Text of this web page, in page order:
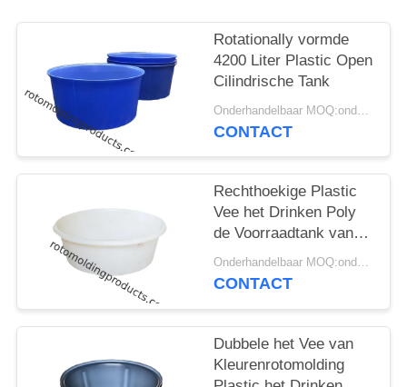
Rotationally vormde
4200 Liter Plastic Open
Cilindrische Tank
Onderhandelbaar MOQ:onderhandelingen
CONTACT
Rechthoekige Plastic
Vee het Drinken Poly
de Voorraadtank van
de Troggen Secundaire
Insluiting
Onderhandelbaar MOQ:onderhandelingen
CONTACT
Dubbele het Vee van
Kleurenrotomolding